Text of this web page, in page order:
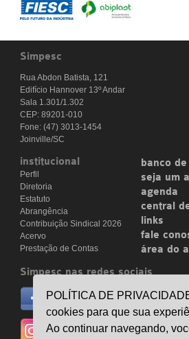
Simpesc
Rua Abdon Batista, 121
Edifício Hannover 13º Andar
Sala 1.301/1.302
CEP: 89201-010
Fone: (47) 3013-1454
Joinville/SC
institucional
Perfil
Diretoria
Estatuto
Abrangência
Contribuição Sindical 2026
Acervo
Prestação de Contas
banco
seja um
agenda
central
links
fale
área do
Simpesc nas redes sociais
no facebook
/simpesc
no instagram
@simpescplasticos
POLÍTICA DE
cookies para que sua
Ao continuar navegando,